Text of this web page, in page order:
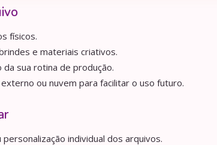
físicos.
e materiais criativos.
sua rotina de produção.
ou nuvem para facilitar o uso futuro.
individual dos arquivos.